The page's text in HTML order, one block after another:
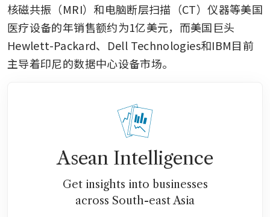
核磁共振（MRI）和电脑断层扫描（CT）仪器等美国
医疗设备的年销售额约为1亿美元，而美国巨头
Hewlett-Packard、Dell Technologies和IBM目前
主导着印尼的数据中心设备市场。
Asean Intelligence
Get insights into businesses
across South-east Asia